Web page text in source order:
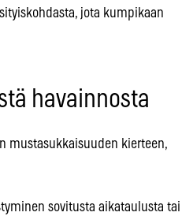
jota kumpikaan
havainnosta
mustasukkaisuuden kierteen,
sovitusta aikataulusta tai